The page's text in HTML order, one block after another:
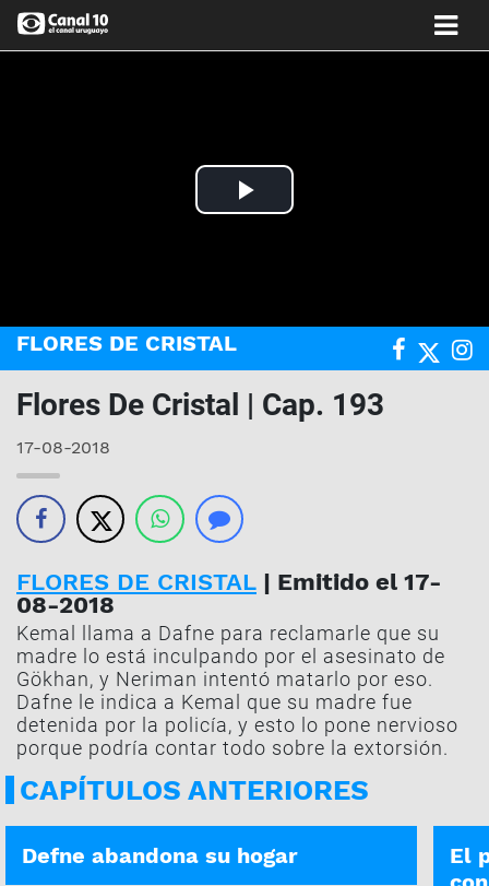
Play
FLORES DE CRISTAL
Flores De Cristal | Cap. 193
17-08-2018
FLORES DE CRISTAL | Emitido el 17-
08-2018
Kemal llama a Dafne para reclamarle que su
madre lo está inculpando por el asesinato de
Gökhan, y Neriman intentó matarlo por eso.
Dafne le indica a Kemal que su madre fue
detenida por la policía, y esto lo pone nervioso
porque podría contar todo sobre la extorsión.
CAPÍTULOS ANTERIORES
FLORES DE CRISTAL | 15-09
Defne abandona su hogar
El